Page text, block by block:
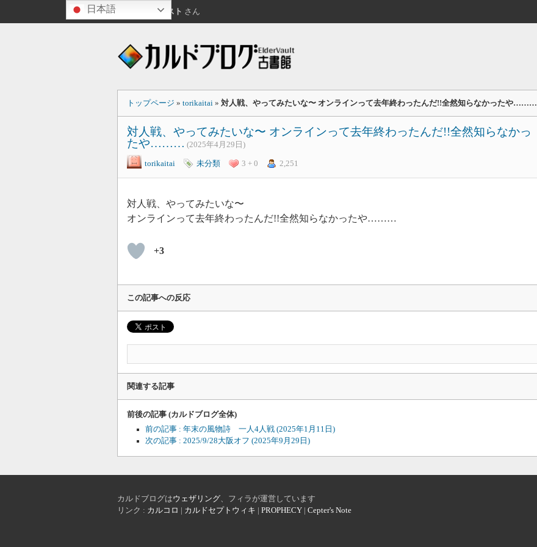
ゲスト さん
トップページ » torikaitai » 対人戦、やってみたいな〜 オンラインって去年終わったんだ!!全然知らなかったや………
対人戦、やってみたいな〜 オンラインって去年終わったんだ!!全然知らなかっ
たや……… (2025年4月29日)
torikaitai 未分類 3 + 0 2,251
対人戦、やってみたいな〜
オンラインって去年終わったんだ!!全然知らなかったや………
+3
この記事への反応
関連する記事
前後の記事 (カルドブログ全体)
前の記事 : 年末の風物詩 一人4人戦 (2025年1月11日)
次の記事 : 2025/9/28大阪オフ (2025年9月29日)
カルドブログはウェザリング、フィラが運営しています
リンク : カルコロ カルドセプトウィキ PROPHECY Cepter's Note
日本語